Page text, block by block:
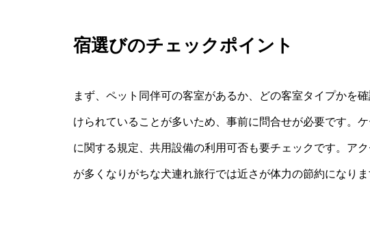
宿選びのチェックポイント
まず、ペット同伴可の客室があるか、どの客室タイプかを
けられていることが多いため、事前に問合せが必要です。
に関する規定、共用設備の利用可否も要チェックです。ア
が多くなりがちな犬連れ旅行では近さが体力の節約になりま